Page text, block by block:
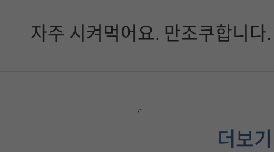
자주 시켜먹어요. 만조쿠합니다
더보기